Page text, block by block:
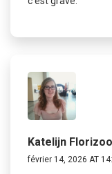
Katelijn
février 14, 2026 AT